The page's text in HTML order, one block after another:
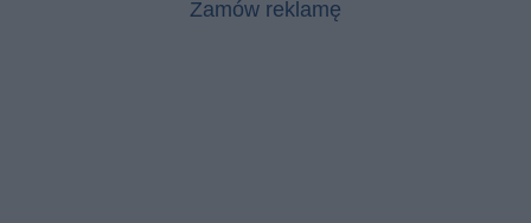
Zamów reklamę